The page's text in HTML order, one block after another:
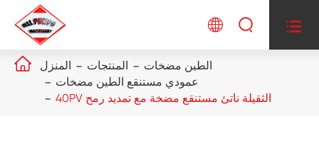
  
 المنزل المنتجات
الطين مضخات
عمودي مستنقع الطين مضخات
40PV الثقيلة ناتئ مستنقع مضخة مع تمديد رمح